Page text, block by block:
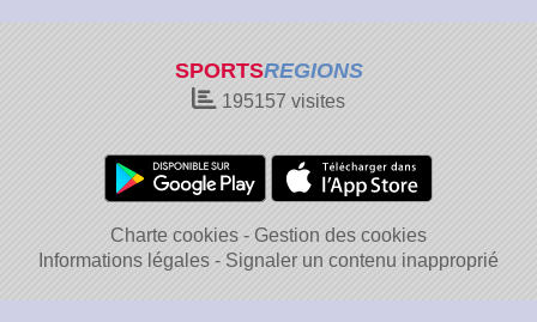
SPORTSREGIONS
195157 visites
Charte cookies
Gestion des cookies
Informations légales
Signaler un contenu inapproprié